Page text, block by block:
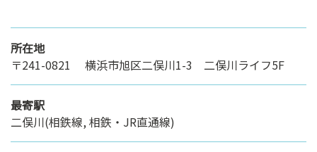
所在地
〒241-0821 横浜市旭区二俣川1-3 二俣川ライフ5F
最寄駅
二俣川(相鉄線, 相鉄・JR直通線)